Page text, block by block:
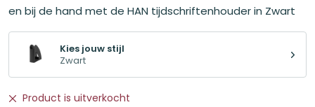
en bij de hand met de HAN tijdschriftenhouder in Zwart
Kies jouw stijl
Zwart
Product is uitverkocht